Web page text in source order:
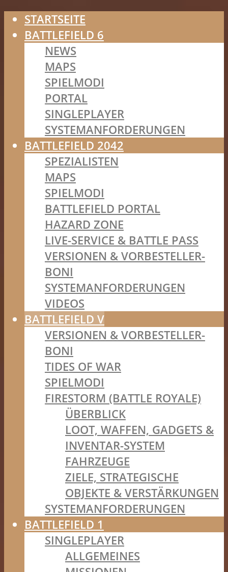
STARTSEITE
BATTLEFIELD 6
NEWS
MAPS
SPIELMODI
PORTAL
SINGLEPLAYER
SYSTEMANFORDERUNGEN
BATTLEFIELD 2042
SPEZIALISTEN
MAPS
SPIELMODI
BATTLEFIELD PORTAL
HAZARD ZONE
LIVE-SERVICE & BATTLE PASS
VERSIONEN & VORBESTELLER-
BONI
SYSTEMANFORDERUNGEN
VIDEOS
BATTLEFIELD V
VERSIONEN & VORBESTELLER-
BONI
TIDES OF WAR
SPIELMODI
FIRESTORM (BATTLE ROYALE)
ÜBERBLICK
LOOT, WAFFEN, GADGETS &
INVENTAR-SYSTEM
FAHRZEUGE
ZIELE, STRATEGISCHE
OBJEKTE & VERSTÄRKUNGEN
SYSTEMANFORDERUNGEN
BATTLEFIELD 1
SINGLEPLAYER
ALLGEMEINES